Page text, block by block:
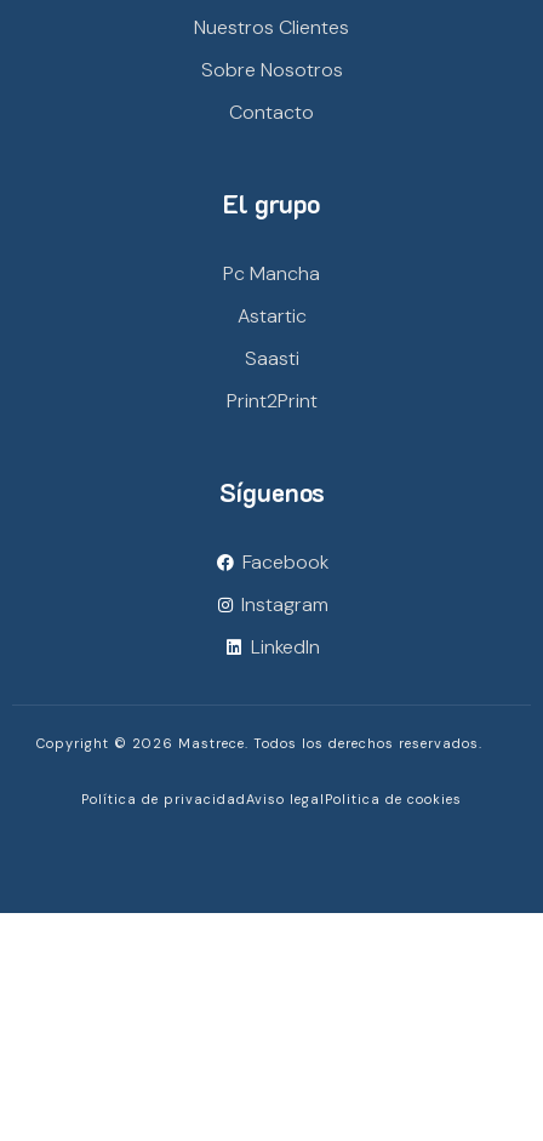
Nuestros Clientes
Sobre Nosotros
Contacto
El grupo
Pc Mancha
Astartic
Saasti
Print2Print
Síguenos
Facebook
Instagram
LinkedIn
Copyright © 2026 Mastrece. Todos los derechos reservados.
Política de privacidadAviso legal Politica de cookies